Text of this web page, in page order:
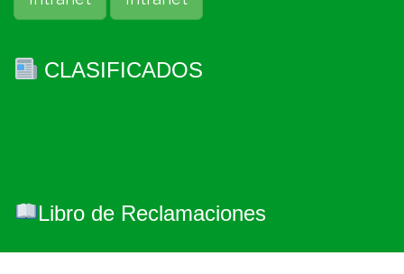
CLASIFICADOS
Libro de Reclamaciones